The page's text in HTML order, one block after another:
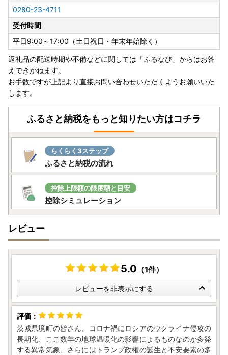
お盆期間中の対応について
寄附のお申込みについては、お盆期間中も受付を行っており
ます。
くカレンダー通りの対応となります。
なお、休業期間中はお問い合わせおよびメールのご返信を休
止させていただきます。
※配送期間は、前後する場合がございますことを予めご了承
ください。
※一部の返礼品につきましては、お盆期間中も発送を行って
おりますので予めご了承ください。
この度は、茨城県境町ふるさと納税ページへお越しいただ
以下の事項をご確認のうえ、お申込みくださいますようお願
いいたします。
◆お問い合わせ先◆
境町ふるさと納税サポートセンター
■寄附/ワンストップ特例申請に関すること
[TEL]0280-23-2615（平日9:00-17:00 土日年末年始は除
く）
[Mail]zei@sakaimachi.co.jp
0280-23-4711
受付時間
平日9:00～17:00（土日祝日・年末年始除く）
返礼品の配送時期や不備などに関しては「ふるなび」からはお答
えできかねます。
お手数ですが上記より直接お問い合わせいただくようお願いいた
します。
ふるさと納税をもっと知りたい方はコチラ
らくらく3ステップ
ふるさと納税の流れ
控除上限額の限度額と目安
控除シミュレーション
レビュー
5.0 （1件）
レビューを非表示にする
茨城県境町の皆さん、コロナ禍にロシアのウクライナ侵攻の
長期化、ここ数年の地球温暖化の影響によるものなのか多発
する異常気象、さらにはトランプ政権の誕生と不安要素の多